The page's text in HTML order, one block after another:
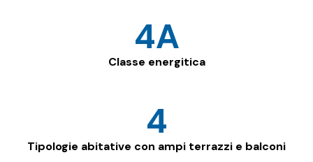
Classe energitica
4A
Tipologie abitative con ampi terrazzi e balconi
4